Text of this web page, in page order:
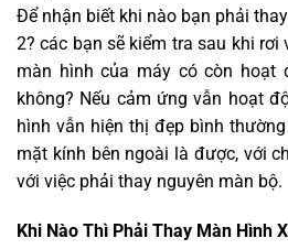
Để nhận biết khi nào bạn phải
2? các bạn sẽ kiểm tra sau khi
màn hình của máy có còn hoạt
không? Nếu cảm ứng vẫn hoạt
hình vẫn hiện thị đẹp bình
mặt kính bên ngoài là được, với
với việc phải thay nguyên màn bộ.
Khi Nào Thì Phải Thay Màn Hình